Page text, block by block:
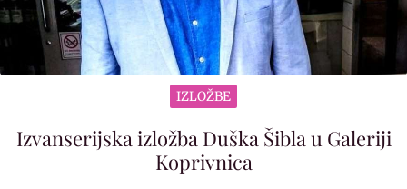
IZLOŽBE
Izvanserijska izložba Duška Šibla u Galeriji
Koprivnica